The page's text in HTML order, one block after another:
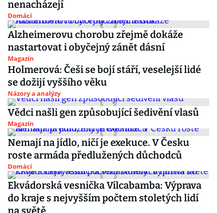
nenacházejí
Domácí
Alzheimerovu chorobu zřejmě dokáže
nastartovat i obyčejný zánět dásní
Magazín
Holmerová: Češi se bojí stáří, veselejší lidé
se dožijí vyššího věku
Názory a analýzy
Vědci našli gen způsobující šedivění vlasů
Magazín
Nemají na jídlo, ničí je exekuce. V Česku
roste armáda předlužených důchodců
Domácí
Ekvádorská vesnička Vilcabamba: Výprava
do kraje s nejvyšším počtem stoletých lidí
na světě